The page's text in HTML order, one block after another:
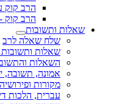
הרב קוק
הרב קוק
שאלות ותשובות
שלח שאלה לרב
שאלות ותשובות
השאלות
אמונה, תשובה,
מקורות
עברית, הלכות